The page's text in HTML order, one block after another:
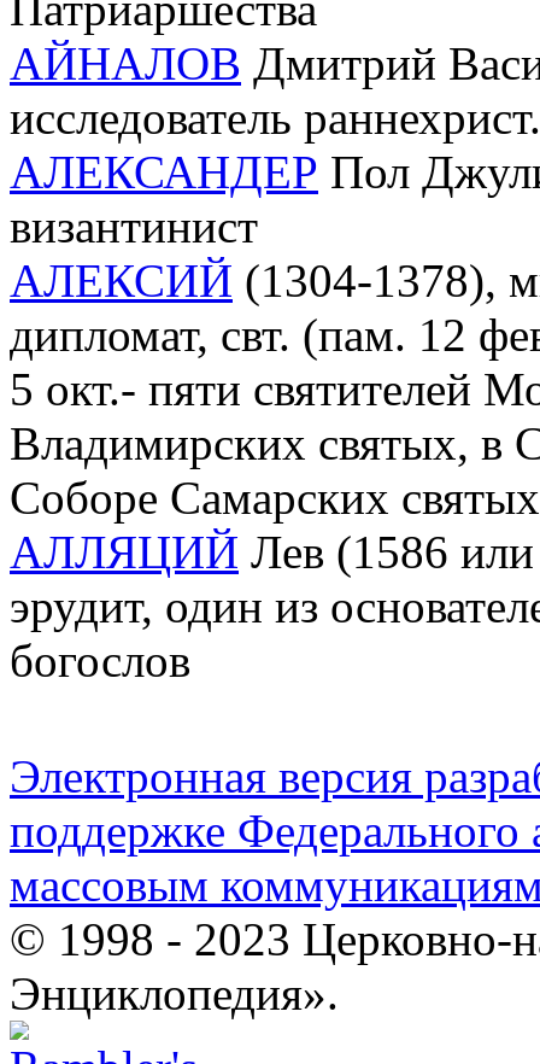
АЙНАЛОВ Дмитрий
исследователь
АЛЕКСАНДЕР Пол
византинист
АЛЕКСИЙ (1304-1378),
дипломат, свт. (пам. 12
5 окт.- пяти святителей
Владимирских святых, в
Соборе Самарских
АЛЛЯЦИЙ Лев (1586
эрудит, один из
богослов
Электронная версия
поддержке Федерального
массовым
© 1998 - 2023 Церковно-
Энциклопедия».